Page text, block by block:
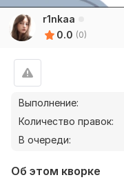
r1nkaa
0.0 (0)
Выполнение:
Количество правок:
В очереди:
Об этом кворке